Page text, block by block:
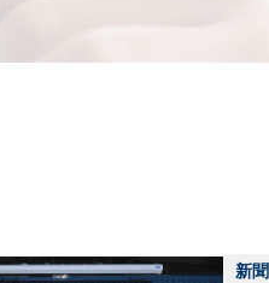
新聞